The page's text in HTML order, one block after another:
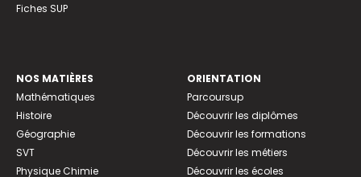
Fiches SUP
NOS MATIÈRES
Mathématiques
Histoire
Géographie
SVT
Physique Chimie
ORIENTATION
Parcoursup
Découvrir les diplômes
Découvrir les formations
Découvrir les métiers
Découvrir les écoles